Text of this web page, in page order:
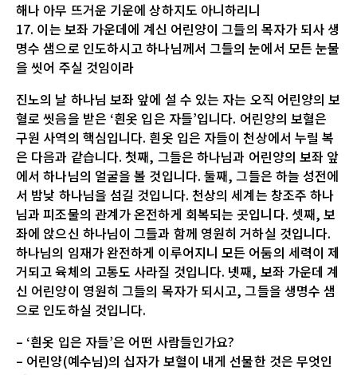
해나 아무 뜨거운 기운에 상하지도 아니하리니
17. 이는 보좌 가운데에 계신 어린양이 그들의 목자가 되사 생
명수 샘으로 인도하시고 하나님께서 그들의 눈에서 모든 눈물
을 씻어 주실 것임이라
진노의 날 하나님 보좌 앞에 설 수 있는 자는 오직 어린양의 보
혈로 씻음을 받은 ‘흰옷 입은 자들’입니다. 어린양의 보혈은
구원 사역의 핵심입니다. 흰옷 입은 자들이 천상에서 누릴 복
은 다음과 같습니다. 첫째, 그들은 하나님과 어린양의 보좌 앞
에서 하나님의 얼굴을 볼 것입니다. 둘째, 그들은 하늘 성전에
서 밤낮 하나님을 섬길 것입니다. 천상의 세계는 창조주 하나
님과 피조물의 관계가 온전하게 회복되는 곳입니다. 셋째, 보
좌에 앉으신 하나님이 그들과 함께 영원히 거하실 것입니다.
하나님의 임재가 완전하게 이루어지니 모든 어둠의 세력이 제
거되고 육체의 고통도 사라질 것입니다. 넷째, 보좌 가운데 계
신 어린양이 영원히 그들의 목자가 되시고, 그들을 생명수 샘
으로 인도하실 것입니다.
– ‘흰옷 입은 자들’은 어떤 사람들인가요?
– 어린양(예수님)의 십자가 보혈이 내게 선물한 것은 무엇인